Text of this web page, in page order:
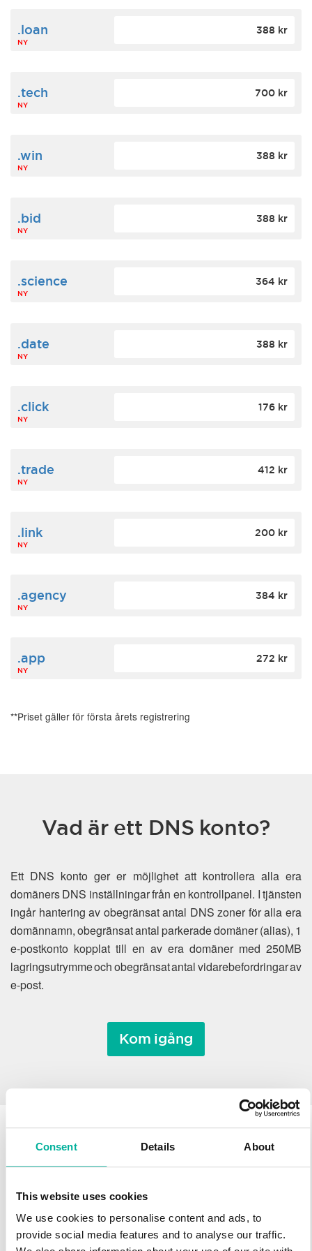
Consent Details About
This website uses cookies
We use cookies to personalise content and ads, to
provide social media features and to analyse our traffic.
.loan
NY
388 kr
.tech
NY
700 kr
.win
NY
388 kr
.bid
NY
388 kr
.science
NY
364 kr
.date
NY
388 kr
.click
NY
176 kr
.trade
NY
412 kr
.link
NY
200 kr
.agency
NY
384 kr
.app
NY
272 kr
**Priset gäller för första årets registrering
Vad är ett DNS konto?
Ett DNS konto ger er möjlighet att kontrollera alla era
domäners DNS inställningar från en kontrollpanel. I tjänsten
ingår hantering av obegränsat antal DNS zoner för alla era
domännamn, obegränsat antal parkerade domäner (alias), 1
e-postkonto kopplat till en av era domäner med 250MB
lagringsutrymme och obegränsat antal vidarebefordringar av
e-post.
Kom igång
Varför flytta ett
Domäner?